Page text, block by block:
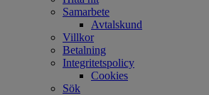
Samarbete
Avtalskund
Villkor
Betalning
Integritetspolicy
Cookies
Sök